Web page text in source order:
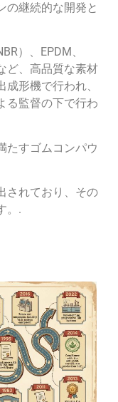
の継続的な開発と
）、EPDM、
ど、高品質な素材
形機で行われ、
る監督の下で行わ
たすゴムコンパウ
されており、その
。.